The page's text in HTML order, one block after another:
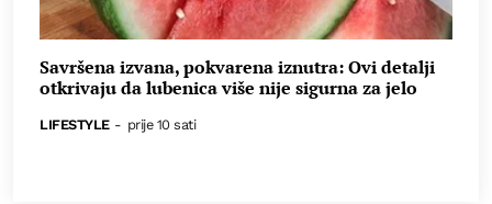
Savršena izvana, pokvarena iznutra: Ovi detalji
otkrivaju da lubenica više nije sigurna za jelo
LIFESTYLE - prije 10 sati